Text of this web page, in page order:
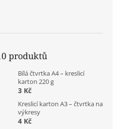
produktů
Bílá čtvrtka A4 – kreslicí
karton 220 g
3 Kč
Kreslicí karton A3 – čtvrtka na
výkresy
4 Kč